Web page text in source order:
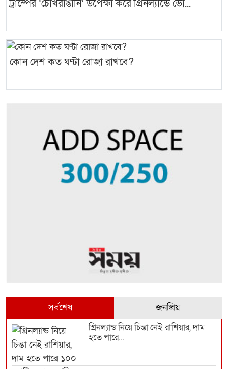
ট্রাম্পের ‘চোখরাঙানি’ উপেক্ষা করে গ্রিনল্যান্ডে ভো...
কোন দেশ কত ঘণ্টা রোজা রাখবে?
সর্বশেষ
জনপ্রিয়
গ্রিনল্যান্ড নিয়ে চিন্তা নেই রাশিয়ার, দাম
হতে পারে...